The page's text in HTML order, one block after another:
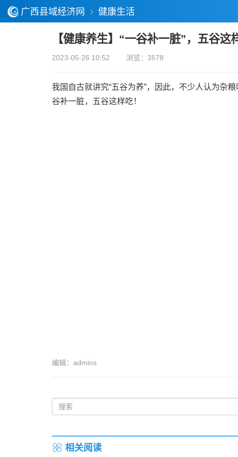
广西县域经济网 健康生活
【健康养生】“一谷补一脏”，五谷这
2023-05-26 10:52 浏览：3578
我国自古就讲究“五谷为养”，因此，不少人认为杂
谷补一脏，五谷这样吃！
编辑：admins
相关阅读